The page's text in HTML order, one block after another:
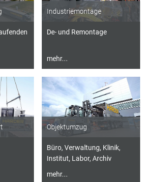
Industriemontage
De- und Remontage
mehr...
Objektumzug
Büro, Verwaltung, Klinik,
Institut, Labor, Archiv
mehr...